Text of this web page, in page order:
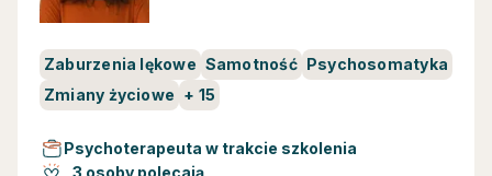
Zaburzenia lękowe Samotność Psychosomatyka
Zmiany życiowe + 15
Psychoterapeuta w trakcie szkolenia
3 osoby polecają